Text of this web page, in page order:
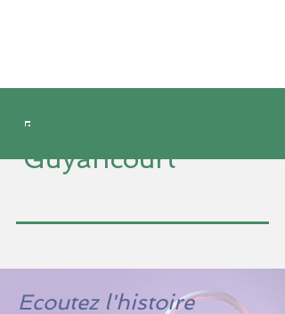
Patrimoine de
Guyancourt
Ecoutez l'histoire